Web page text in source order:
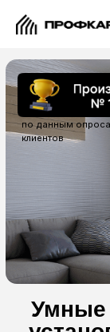
Умные
по данным опроса наших
клиентов